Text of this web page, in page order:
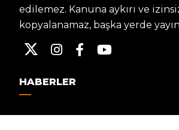
edilemez. Kanuna aykırı ve
kopyalanamaz, başka yerde
HABERLER